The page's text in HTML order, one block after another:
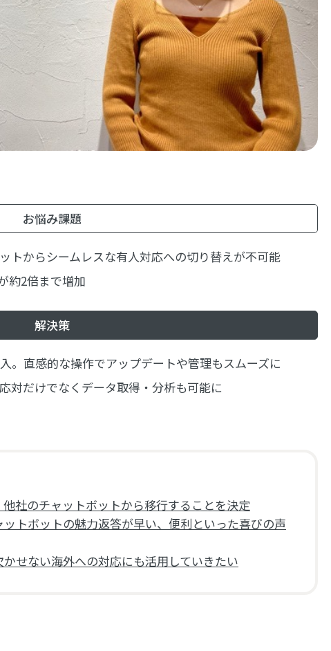
お悩み課題
トからシームレスな有人対応への切り替えが不可能
約2倍まで増加
解決策
。直感的な操作でアップデートや管理もスムーズに
対だけでなくデータ取得・分析も可能に
社のチャットボットから移行することを決定
トボットの魅力返答が早い、便利といった喜びの声
せない海外への対応にも活用していきたい